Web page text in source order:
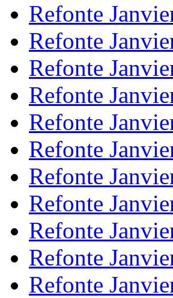
Refonte
Refonte
Refonte
Refonte
Refonte
Refonte
Refonte
Refonte
Refonte
Refonte
Refonte